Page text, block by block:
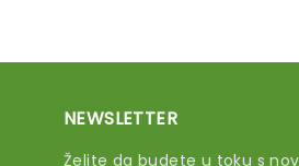
NEWSLETTER
Želite da budete u toku s